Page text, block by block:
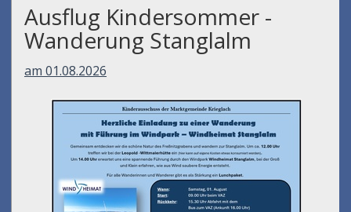
Ausflug Kindersommer -
Wanderung Stanglalm
am 01.08.2026